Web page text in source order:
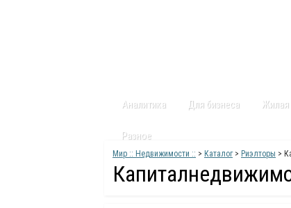
Аналитика Для бизнеса
Разное
Мир :: Недвижимости :: > Каталог> Риэлторы >